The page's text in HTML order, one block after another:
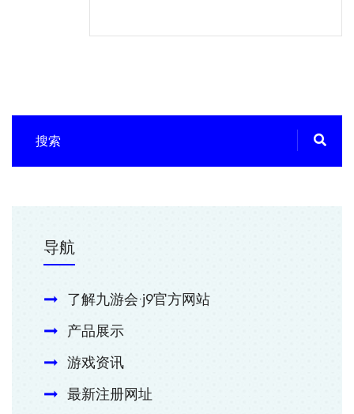
导航
了解九游会·j9官方网站
产品展示
游戏资讯
最新注册网址